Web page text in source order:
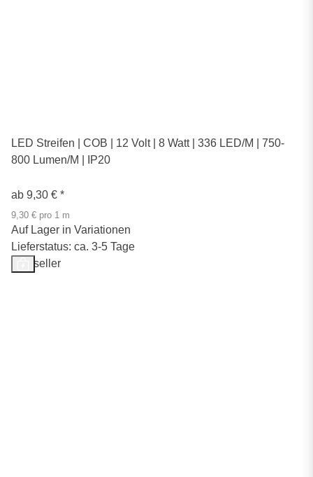
LED Streifen | COB | 12 Volt | 8 Watt | 336 LED/M | 750-
800 Lumen/M | IP20
ab 9,30 € *
9,30 € pro 1 m
Auf Lager in Variationen
Lieferstatus: ca. 3-5 Tage
Bestseller